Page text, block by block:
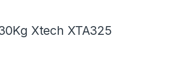
Xtech XTA325